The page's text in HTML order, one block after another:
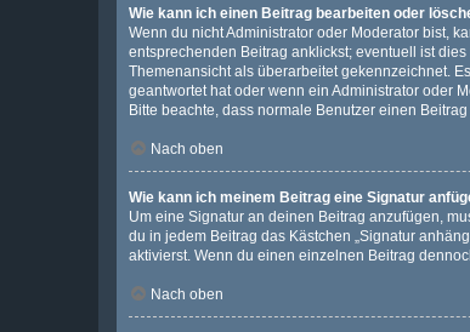
Wie kann ich einen Beitrag bearbeiten oder
Wenn du nicht Administrator oder Moderator bist,
entsprechenden Beitrag anklickst; eventuell ist
Themenansicht als überarbeitet gekennzeichnet.
geantwortet hat oder wenn ein Administrator oder
Bitte beachte, dass normale Benutzer einen
Nach oben
Wie kann ich meinem Beitrag eine Signatur
Um eine Signatur an deinen Beitrag anzufügen,
du in jedem Beitrag das Kästchen „Signatur
aktivierst. Wenn du einen einzelnen Beitrag
Nach oben